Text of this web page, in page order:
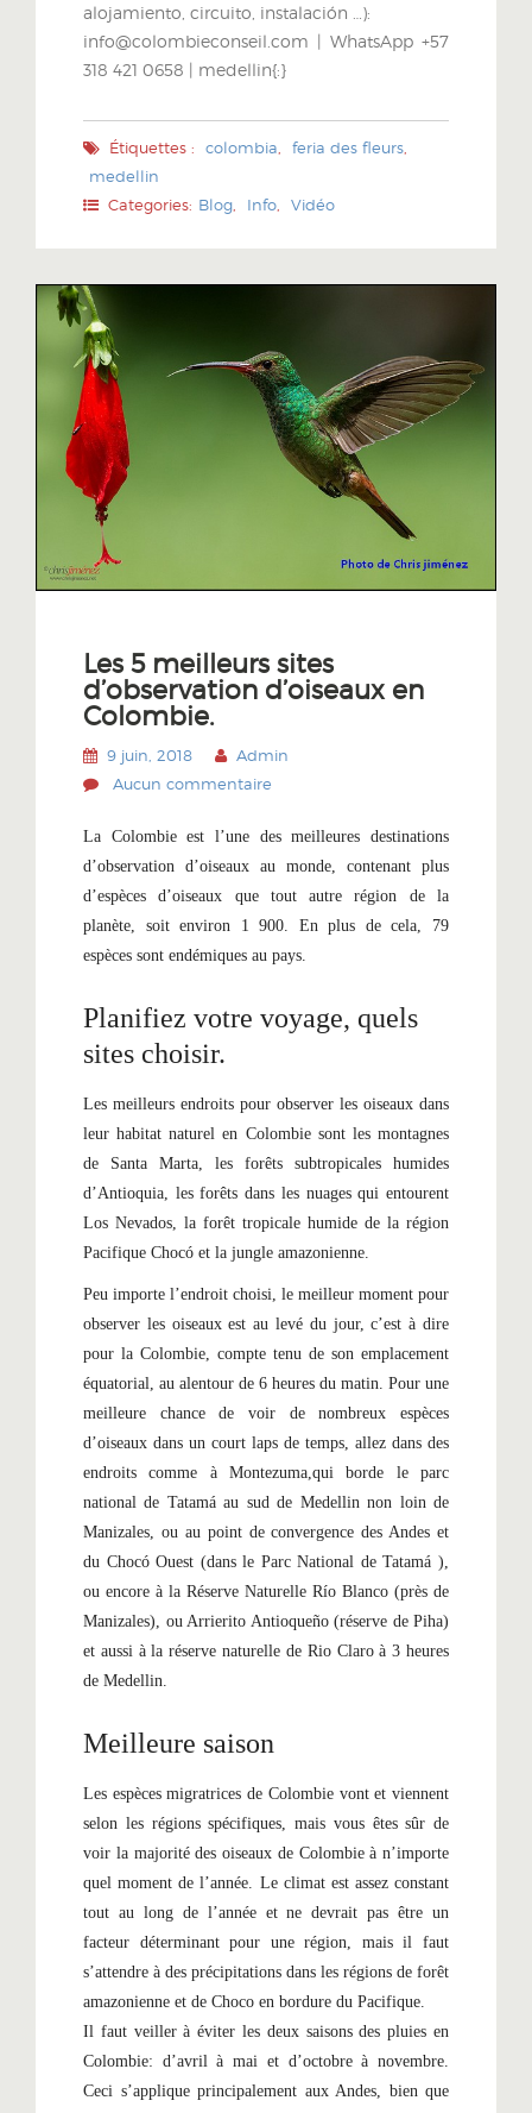
alojamiento, circuito, instalación …):
info@colombieconseil.com | WhatsApp +57
318 421 0658 | medellin{:}
Étiquettes : colombia feria des fleurs
medellin
Categories: Blog Info Vidéo
Les 5 meilleurs sites
d’observation d’oiseaux en
Colombie.
9 juin, 2018
Admin
Aucun commentaire
La Colombie est l’une des meilleures destinations
d’observation d’oiseaux au monde, contenant plus
d’espèces d’oiseaux que tout autre région de la
planète, soit environ 1 900. En plus de cela, 79
espèces sont endémiques au pays.
Planifiez votre voyage, quels
sites choisir.
Les meilleurs endroits pour observer les oiseaux dans
leur habitat naturel en Colombie sont les montagnes
de Santa Marta, les forêts subtropicales humides
d’Antioquia, les forêts dans les nuages ​​qui entourent
Los Nevados, la forêt tropicale humide de la région
Pacifique Chocó et la jungle amazonienne.
Peu importe l’endroit choisi, le meilleur moment pour
observer les oiseaux est au levé du jour, c’est à dire
pour la Colombie, compte tenu de son emplacement
équatorial, au alentour de 6 heures du matin. Pour une
meilleure chance de voir de nombreux espèces
d’oiseaux dans un court laps de temps, allez dans des
endroits comme à Montezuma,qui borde le parc
national de Tatamá au sud de Medellin non loin de
Manizales, ou au point de convergence des Andes et
du Chocó Ouest (dans le Parc National de Tatamá ),
ou encore à la Réserve Naturelle Río Blanco (près de
Manizales), ou Arrierito Antioqueño (réserve de Piha)
et aussi à la réserve naturelle de Rio Claro à 3 heures
de Medellin.
Meilleure saison
Les espèces migratrices de Colombie vont et viennent
selon les régions spécifiques, mais vous êtes sûr de
voir la majorité des oiseaux de Colombie à n’importe
quel moment de l’année. Le climat est assez constant
tout au long de l’année et ne devrait pas être un
facteur déterminant pour une région, mais il faut
s’attendre à des précipitations dans les régions de forêt
amazonienne et de Choco en bordure du Pacifique.
Il faut veiller à éviter les deux saisons des pluies en
Colombie: d’avril à mai et d’octobre à novembre.
Ceci s’applique principalement aux Andes, bien que